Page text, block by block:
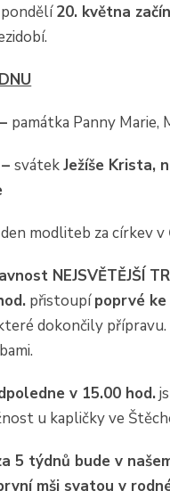
20. května
památka Panny Marie,
–svátekJežíše Krista,
den modliteb za církev v
NEJSVĚTĚJŠÍ
přistoupípoprvé
dokončily přípravu.
v 15.00 hod.
u kapličky ve
5 týdnů bude v
mši svatou v